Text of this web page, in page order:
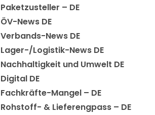
Paketzusteller – DE
ÖV-News DE
Verbands-News DE
Lager-/Logistik-News DE
Nachhaltigkeit und Umwelt DE
Digital DE
Fachkräfte-Mangel – DE
Rohstoff- & Lieferengpass – DE